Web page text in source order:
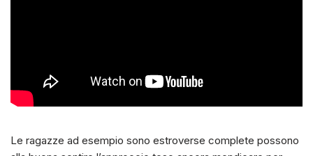
Le ragazze ad esempio sono estroverse complete possono